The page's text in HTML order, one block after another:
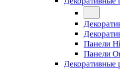
Панели
Панели
Декоративные